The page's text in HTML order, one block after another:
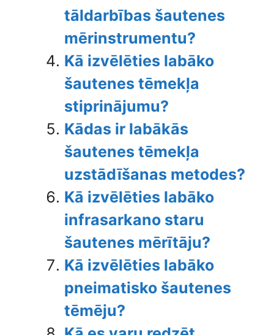
tāldarbības šautenes
mērinstrumentu?
Kā izvēlēties labāko
šautenes tēmekļa
stiprinājumu?
Kādas ir labākās
šautenes tēmekļa
uzstādīšanas metodes?
Kā izvēlēties labāko
infrasarkano staru
šautenes mērītāju?
Kā izvēlēties labāko
pneimatisko šautenes
tēmēju?